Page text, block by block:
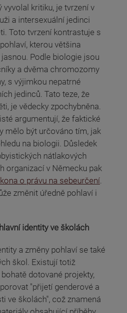
vyvolal kritiku, je tvrzení v
a intersexuální jedinci
Toto tvrzení kontrastuje s
kterou většina
Podle biologie jsou
a dvěma chromozomy
s výjimkou nepatrné
jedinců. Tato teze, že
je vědecky zpochybněna.
argumentují, že faktické
mělo být určováno tím, jak
na biologii. Důsledek
nátlakových
organizací v Německu pak
o právu na sebeurčení
změnit úředně pohlaví i
identity ve školách
a změny pohlaví se také
škol. Existují totiž
dotované projekty,
"přijetí genderové a
ve školách", což znamená